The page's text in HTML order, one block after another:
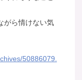
がら情けない気
50886079.